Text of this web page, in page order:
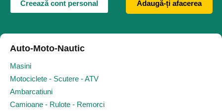
Creează cont personal Adaugă-ți afacerea
Auto-Moto-Nautic
Masini
Motociclete - Scutere - ATV
Ambarcatiuni
Camioane - Rulote - Remorci